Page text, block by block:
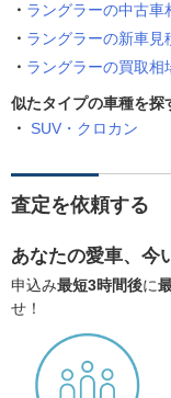
ラングラーの中古車
ラングラーの新車見
ラングラーの買取相
似たタイプの車種を探
SUV・クロカン
査定を依頼する
あなたの愛車、今
申込み最短3時間後に
せ！